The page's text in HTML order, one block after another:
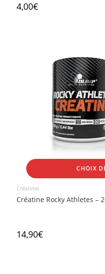
4,00€
CHOIX
Créatines
Créatine Rocky Athletes –
14,90€